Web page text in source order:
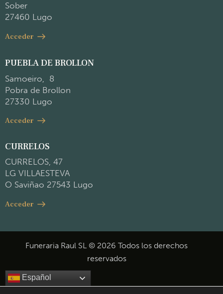
Sober
27460 Lugo
Acceder
PUEBLA DE BROLLON
Samoeiro, 8
Pobra de Brollon
27330 Lugo
Acceder
CURRELOS
CURRELOS, 47
LG VILLAESTEVA
O Saviñao 27543 Lugo
Acceder
Funeraria Raul SL © 2026 Todos los derechos
reservados
Español